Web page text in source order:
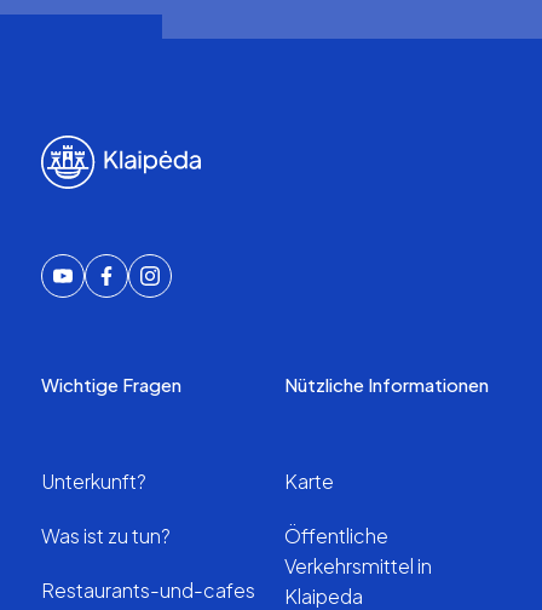
Wichtige Fragen
Unterkunft?
Was ist zu tun?
Restaurants-und-cafes
Nützliche Informationen
Karte
Öffentliche
Verkehrsmittel in
Klaipeda